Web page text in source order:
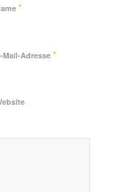
*
Mail-Adresse *